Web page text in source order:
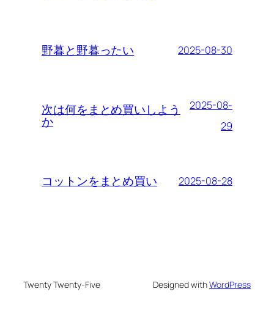
野暮と野暮ったい 2025-08-30
次は何をまとめ買いしよう
か
2025-08-
29
コットンをまとめ買い 2025-08-28
Twenty Twenty-Five Designed withWordPress